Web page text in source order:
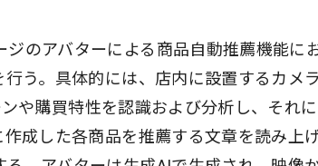
のアバターによる商品自動推薦機能に
う。具体的には、店内に設置するカメ
や購買特性を認識および分析し、それ
成した各商品を推薦する文章を読み上